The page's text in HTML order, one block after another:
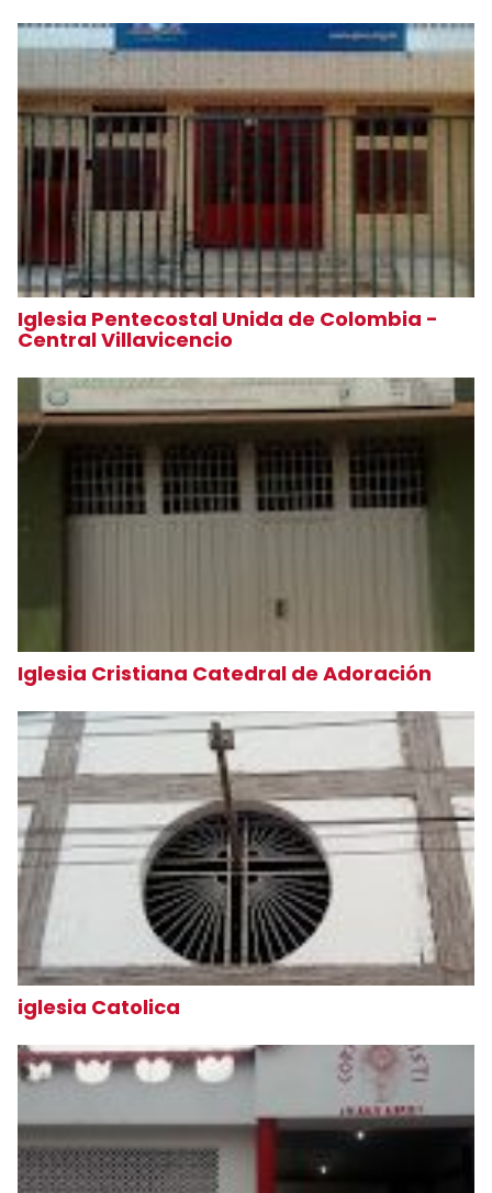
Iglesia Pentecostal Unida de Colombia -
Central Villavicencio
Iglesia Cristiana Catedral de Adoración
iglesia Catolica